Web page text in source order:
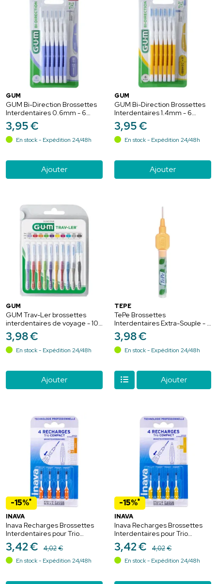
GUM
GUM Bi-Direction Brossettes
Interdentaires 0.6mm - 6
unités
3,95€
En stock - Expédition 24/48h
Ajouter
GUM
GUM Bi-Direction Brossettes
Interdentaires 1.4mm - 6
brossttes
3,95€
En stock - Expédition 24/48h
Ajouter
GUM
GUM Trav-Ler brossettes
interdentaires de voyage - 10
unités
3,98€
En stock - Expédition 24/48h
Ajouter
TEPE
TePe Brossettes
Interdentaires Extra-Souple - 6
unités - Nettoyage en douceur
et protection quotidienne des
gencives
3,98€
En stock - Expédition 24/48h
Ajouter
-15%*
INAVA
Inava Recharges Brossettes
Interdentaires pour Trio
Compact - 4 recharges - Taille
3 - 1,2mm
3,42€ 4,02€
En stock - Expédition 24/48h
-15%*
INAVA
Inava Recharges Brossettes
Interdentaires pour Trio
Compact - 4 recharges - Taille
2 - 1mm
3,42€ 4,02€
En stock - Expédition 24/48h